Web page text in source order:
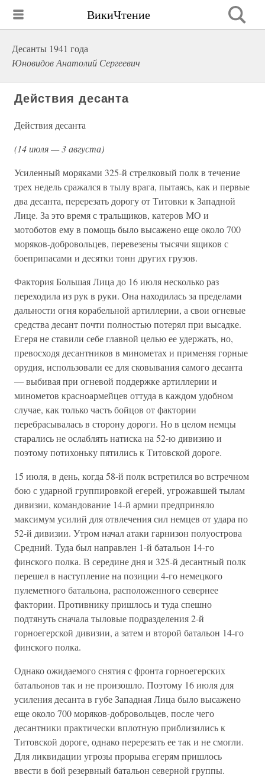
ВикиЧтение
Десанты 1941 года
Юновидов Анатолий Сергеевич
Действия десанта
Действия десанта
(14 июля — 3 августа)
Усиленный моряками 325-й стрелковый полк в течение
трех недель сражался в тылу врага, пытаясь, как и первые
два десанта, перерезать дорогу от Титовки к Западной
Лице. За это время с тральщиков, катеров МО и
мотоботов ему в помощь было высажено еще около 700
моряков-добровольцев, перевезены тысячи ящиков с
боеприпасами и десятки тонн других грузов.
Фактория Большая Лица до 16 июля несколько раз
переходила из рук в руки. Она находилась за пределами
дальности огня корабельной артиллерии, а свои огневые
средства десант почти полностью потерял при высадке.
Егеря не ставили себе главной целью ее удержать, но,
превосходя десантников в минометах и применяя горные
орудия, использовали ее для сковывания самого десанта
— выбивая при огневой поддержке артиллерии и
минометов красноармейцев оттуда в каждом удобном
случае, как только часть бойцов от фактории
перебрасывалась в сторону дороги. Но в целом немцы
старались не ослаблять натиска на 52-ю дивизию и
поэтому потихоньку пятились к Титовской дороге.
15 июля, в день, когда 58-й полк встретился во встречном
бою с ударной группировкой егерей, угрожавшей тылам
дивизии, командование 14-й армии предприняло
максимум усилий для отвлечения сил немцев от удара по
52-й дивизии. Утром начал атаки гарнизон полуострова
Средний. Туда был направлен 1-й батальон 14-го
финского полка. В середине дня и 325-й десантный полк
перешел в наступление на позиции 4-го немецкого
пулеметного батальона, расположенного севернее
фактории. Противнику пришлось и туда спешно
подтянуть сначала тыловые подразделения 2-й
горноегерской дивизии, а затем и второй батальон 14-го
финского полка.
Однако ожидаемого снятия с фронта горноегерских
батальонов так и не произошло. Поэтому 16 июля для
усиления десанта в губе Западная Лица было высажено
еще около 700 моряков-добровольцев, после чего
десантники практически вплотную приблизились к
Титовской дороге, однако перерезать ее так и не смогли.
Для ликвидации угрозы прорыва егерям пришлось
ввести в бой резервный батальон северной группы.